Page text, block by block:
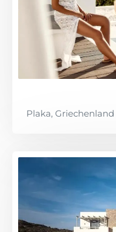
Plaka, Griechenland